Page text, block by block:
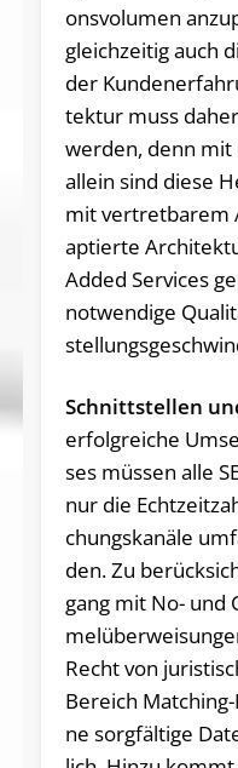
ons­vo­lu­men
gleich­zei­tig auch
der
tek­tur muss
wer­den, denn mit
al­lein sind die­se
mit ver­tret­ba­rem
ap­tier­te
Ad­ded Ser­vices
not­wen­di­ge
Schnitt­stel­len
er­folg­rei­che
ses müs­sen al­le
nur die
chungs­ka­nä­le
den. Zu
gang mit No- und
Recht von
Be­reich
ne sorg­fäl­ti­ge